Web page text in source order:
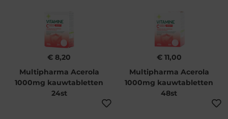
€ 8,20
Multipharma Acerola
1000mg kauwtabletten
24st
€ 11,00
Multipharma Acerola
1000mg kauwtabletten
48st